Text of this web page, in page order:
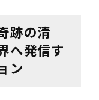
跡の清
へ発信す
ン